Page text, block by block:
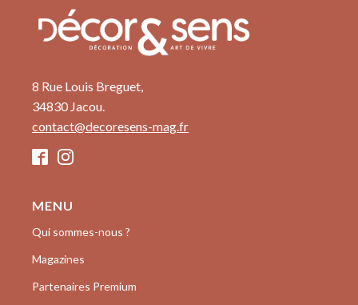
8 Rue Louis Breguet,
34830 Jacou.
contact@decoresens-mag.fr
MENU
Qui sommes-nous ?
Magazines
Partenaires Premium